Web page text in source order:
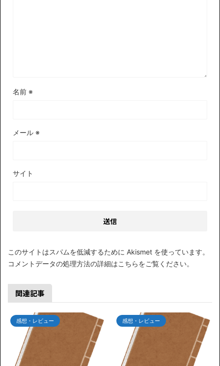
名前 ※
メール ※
サイト
このサイトはスパムを低減するために Akismet を使っています。
コメントデータの処理方法の詳細はこちらをご覧ください。
関連記事
感想・レビュー 感想・レビュー